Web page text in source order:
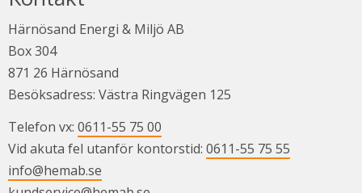
Härnösand Energi & Miljö AB
Box 304
871 26 Härnösand
Besöksadress: Västra Ringvägen 125
Telefon vx: 0611-55 75 00
Vid akuta fel utanför kontorstid: 0611-55 75 55
info@hemab.se